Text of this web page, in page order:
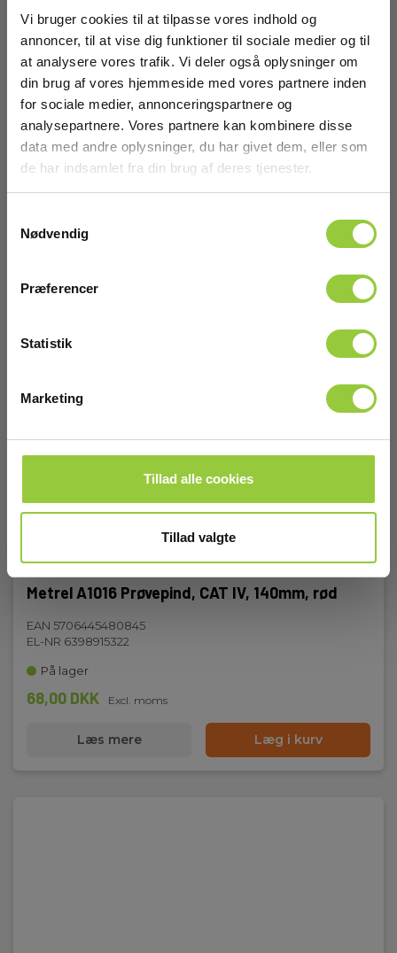
Vi bruger cookies til at tilpasse vores indhold og
annoncer, til at vise dig funktioner til sociale medier og til
at analysere vores trafik. Vi deler også oplysninger om
din brug af vores hjemmeside med vores partnere inden
for sociale medier, annonceringspartnere og
analysepartnere. Vores partnere kan kombinere disse
data med andre oplysninger, du har givet dem, eller som
de har indsamlet fra din brug af deres tjenester.
Nødvendig
Præferencer
Statistik
Marketing
Tillad alle cookies
Tillad valgte
EAN 5706445480487
EL-NR 6398915173
På lager
53,00 DKK Excl. moms
Læs mere Læg i kurv
Metrel A1016 Prøvepind, CAT IV, 140mm, rød
EAN 5706445480845
EL-NR 6398915322
På lager
68,00 DKK Excl. moms
Læs mere Læg i kurv